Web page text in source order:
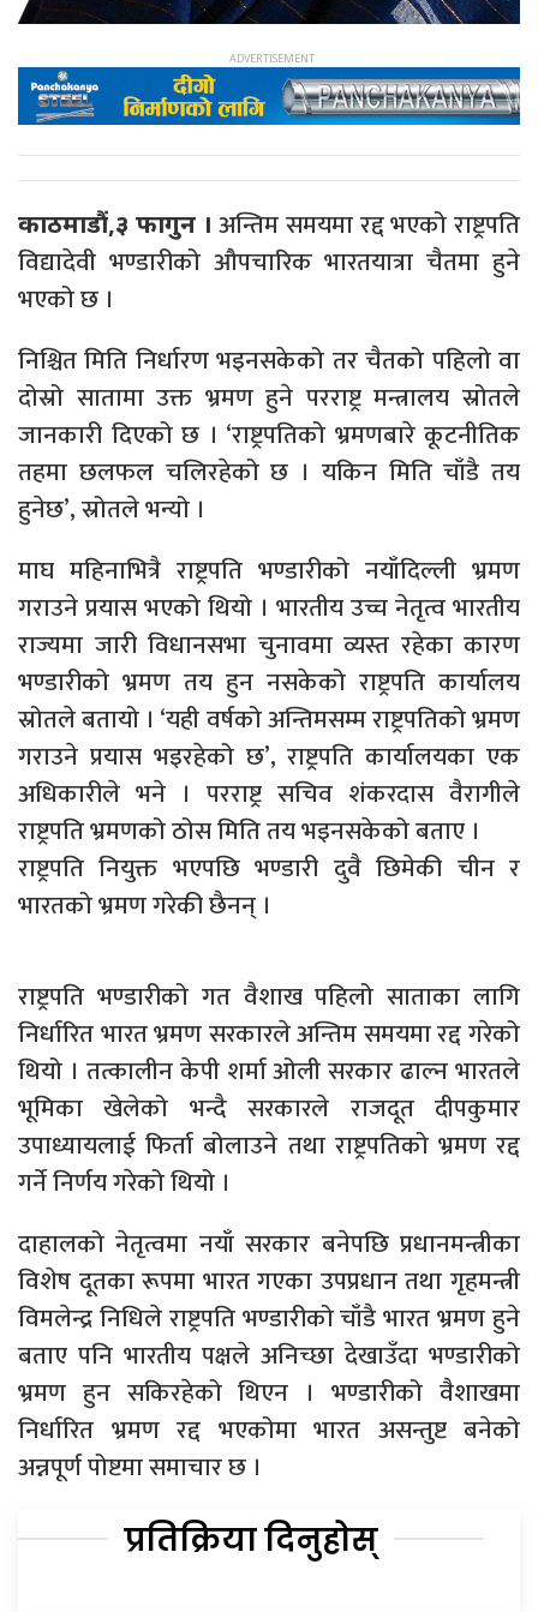
काठमाडौं,३ फागुन । अन्तिम समयमा रद्द भएको राष्ट्रपति
विद्यादेवी भण्डारीको औपचारिक भारतयात्रा चैतमा हुने
भएको छ ।
निश्चित मिति निर्धारण भइनसकेको तर चैतको पहिलो वा
दोस्रो सातामा उक्त भ्रमण हुने परराष्ट्र मन्त्रालय स्रोतले
जानकारी दिएको छ । ‘राष्ट्रपतिको भ्रमणबारे कूटनीतिक
तहमा छलफल चलिरहेको छ । यकिन मिति चाँडै तय
हुनेछ’, स्रोतले भन्यो ।
माघ महिनाभित्रै राष्ट्रपति भण्डारीको नयाँदिल्ली भ्रमण
गराउने प्रयास भएको थियो । भारतीय उच्च नेतृत्व भारतीय
राज्यमा जारी विधानसभा चुनावमा व्यस्त रहेका कारण
भण्डारीको भ्रमण तय हुन नसकेको राष्ट्रपति कार्यालय
स्रोतले बतायो । ‘यही वर्षको अन्तिमसम्म राष्ट्रपतिको भ्रमण
गराउने प्रयास भइरहेको छ’, राष्ट्रपति कार्यालयका एक
अधिकारीले भने । परराष्ट्र सचिव शंकरदास वैरागीले
राष्ट्रपति भ्रमणको ठोस मिति तय भइनसकेको बताए ।
राष्ट्रपति नियुक्त भएपछि भण्डारी दुवै छिमेकी चीन र
भारतको भ्रमण गरेकी छैनन् ।
राष्ट्रपति भण्डारीको गत वैशाख पहिलो साताका लागि
निर्धारित भारत भ्रमण सरकारले अन्तिम समयमा रद्द गरेको
थियो । तत्कालीन केपी शर्मा ओली सरकार ढाल्न भारतले
भूमिका खेलेको भन्दै सरकारले राजदूत दीपकुमार
उपाध्यायलाई फिर्ता बोलाउने तथा राष्ट्रपतिको भ्रमण रद्द
गर्ने निर्णय गरेको थियो ।
दाहालको नेतृत्वमा नयाँ सरकार बनेपछि प्रधानमन्त्रीका
विशेष दूतका रूपमा भारत गएका उपप्रधान तथा गृहमन्त्री
विमलेन्द्र निधिले राष्ट्रपति भण्डारीको चाँडै भारत भ्रमण हुने
बताए पनि भारतीय पक्षले अनिच्छा देखाउँदा भण्डारीको
भ्रमण हुन सकिरहेको थिएन । भण्डारीको वैशाखमा
निर्धारित भ्रमण रद्द भएकोमा भारत असन्तुष्ट बनेको
अन्नपूर्ण पोष्टमा समाचार छ ।
प्रतिक्रिया दिनुहोस्